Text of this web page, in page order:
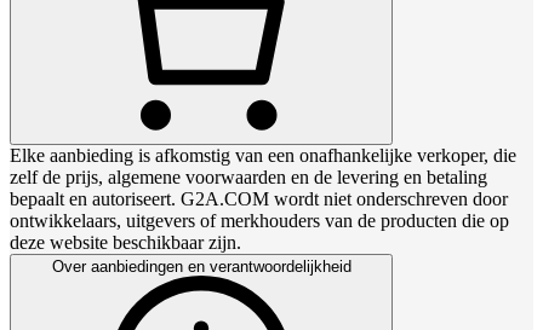
Elke aanbieding is afkomstig van een onafhankelijke verkoper, die
zelf de prijs, algemene voorwaarden en de levering en betaling
bepaalt en autoriseert. G2A.COM wordt niet onderschreven door
ontwikkelaars, uitgevers of merkhouders van de producten die op
deze website beschikbaar zijn.
Over aanbiedingen en verantwoordelijkheid